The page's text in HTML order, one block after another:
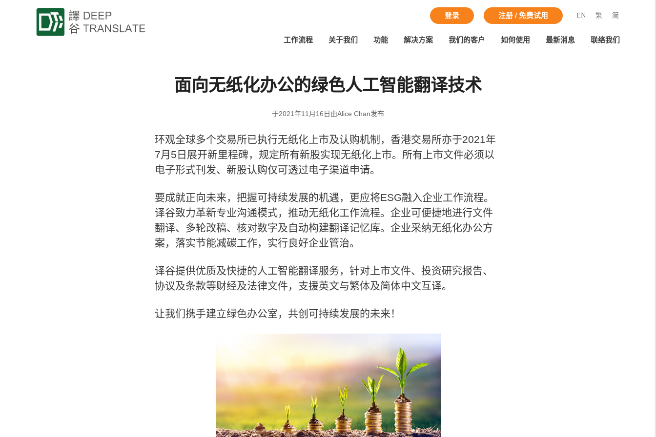
登录 注册 / 免费试用 EN 繁 简
工作流程 关于我们 功能 解决方案 我们的客户 如何使用 最新消息 联络我们
面向无纸化办公的绿色人工智能翻译技术
于2021年11月16日由Alice Chan发布
环观全球多个交易所已执行无纸化上市及认购机制，香港交易所亦于2021年
7月5日展开新里程碑，规定所有新股实现无纸化上市。所有上市文件必须以
电子形式刊发、新股认购仅可透过电子渠道申请。
要成就正向未来，把握可持续发展的机遇，更应将ESG融入企业工作流程。
译谷致力革新专业沟通模式，推动无纸化工作流程。企业可便捷地进行文件
翻译、多轮改稿、核对数字及自动构建翻译记忆库。企业采纳无纸化办公方
案，落实节能减碳工作，实行良好企业管治。
译谷提供优质及快捷的人工智能翻译服务，针对上市文件、投资研究报告、
协议及条款等财经及法律文件，支援英文与繁体及简体中文互译。
让我们携手建立绿色办公室，共创可持续发展的未来！